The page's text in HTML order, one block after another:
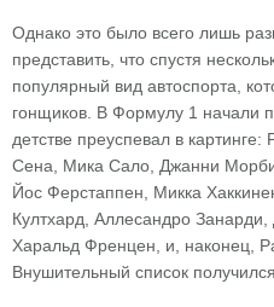
Однако это было всего лишь
представить, что спустя
популярный вид автоспорта,
гонщиков. В Формулу 1 начали
детстве преуспевал в
Сена, Мика Сало, Джанни
Йос Ферстаппен, Микка
Култхард, Аллесандро
Харальд Френцен, и, наконец,
Внушительный список